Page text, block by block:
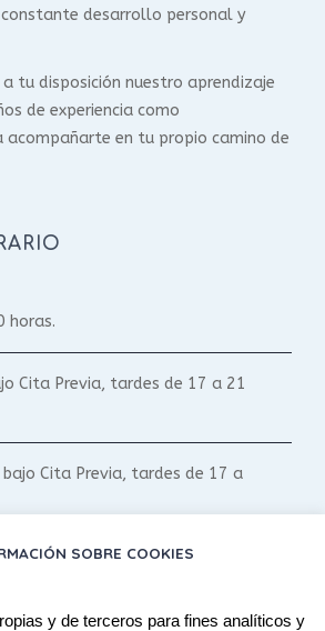
desarrollo personal y
tu disposición nuestro aprendizaje
de experiencia como
acompañarte en tu propio camino de
horas.
Cita Previa, tardes de 17 a 21
bajo Cita Previa, tardes de 17 a
Cita Previa, tardes de 17 a 20.30
SOBRE COOKIES
y de terceros para fines analíticos y